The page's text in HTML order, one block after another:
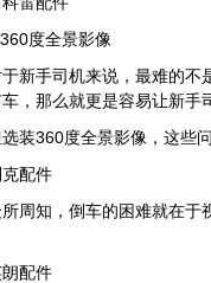
度全景影像
于新手司机来说，最难的不
，那么就更是容易让新手
装360度全景影像，这些
配件
周知，倒车的困难就在于
配件